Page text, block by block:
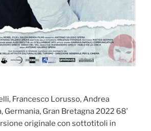
Francesco Lorusso, Andrea
Gran Bretagna 2022 68’
originale con sottotitoli in